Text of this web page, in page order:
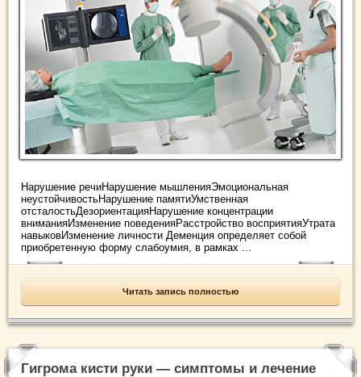
Нарушение речиНарушение мышленияЭмоциональная
неустойчивостьНарушение памятиУмственная
отсталостьДезориентацияНарушение концентрации
вниманияИзменение поведенияРасстройство восприятияУтрата
навыковИзменение личности Деменция определяет собой
приобретенную форму слабоумия, в рамках ...
Читать запись полностью
Гигрома кисти руки — симптомы и лечение